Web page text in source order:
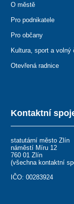
Kontaktní
statutární město Zlín
náměstí Míru 12
760 01 Zlín
(všechna kontaktní
IČO: 00283924
O městě
Pro podnikatele
Pro občany
Kultura, sport a volný
Otevřená radnice